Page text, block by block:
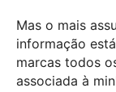
Mas o mais
informação
marcas todos
associada à